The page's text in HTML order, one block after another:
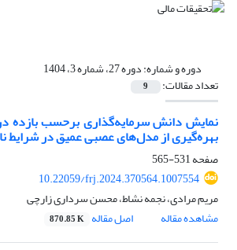
دوره و شماره:دوره 27، شماره 3، 1404
تعداد مقالات: 9
نمایش دانش سرمایه‌‌گذاری برحسب بازده در
بهره‌‌گیری از مدل‌‌های عصبی عمیق در شرایط
صفحه531-565
10.22059/frj.2024.370564.1007554
مریم مرادی، نجمه نشاط، محسن سرداری زارچی
مشاهده مقاله
اصل مقاله 870.85 K